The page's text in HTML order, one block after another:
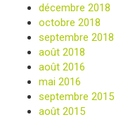
décembre 2018
octobre 2018
septembre 2018
août 2018
août 2016
mai 2016
septembre 2015
août 2015